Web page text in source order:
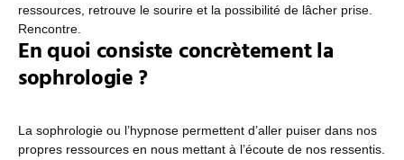
ressources, retrouve le sourire et la possibilité de lâcher prise.
Rencontre.
En quoi consiste concrètement la
sophrologie ?
La sophrologie ou l’hypnose permettent d’aller puiser dans nos
propres ressources en nous mettant à l’écoute de nos ressentis.